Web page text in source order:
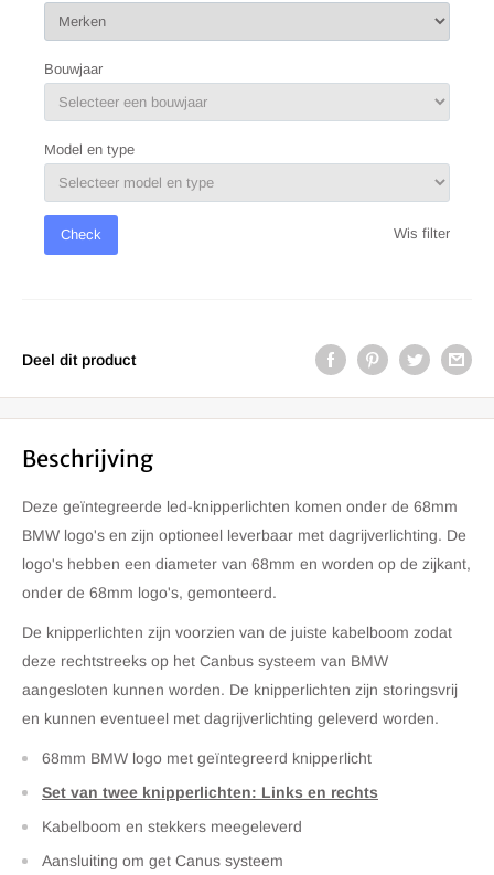
Bouwjaar
Model en type
Check Wis filter
Deel dit product
Beschrijving
Deze geïntegreerde led-knipperlichten komen onder de 68mm
BMW logo's en zijn optioneel leverbaar met dagrijverlichting. De
logo's hebben een diameter van 68mm en worden op de zijkant,
onder de 68mm logo's, gemonteerd.
De knipperlichten zijn voorzien van de juiste kabelboom zodat
deze rechtstreeks op het Canbus systeem van BMW
aangesloten kunnen worden. De knipperlichten zijn storingsvrij
en kunnen eventueel met dagrijverlichting geleverd worden.
68mm BMW logo met geïntegreerd knipperlicht
Set van twee knipperlichten: Links en rechts
Kabelboom en stekkers meegeleverd
Aansluiting om get Canus systeem